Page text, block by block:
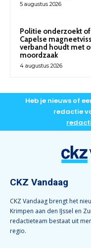
5 augustus 2026
Politie onderzoekt
Capelse
verband houdt met
moordzaak
4 augustus 2026
Heb je nieuws of
redactie
CKZ Vandaag
CKZ Vandaag brengt het
Krimpen aan den IJssel en
redactieteam bestaat uit
regio.